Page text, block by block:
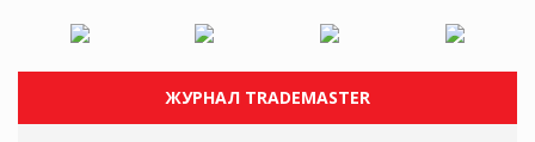
ЖУРНАЛ TRADEMASTER